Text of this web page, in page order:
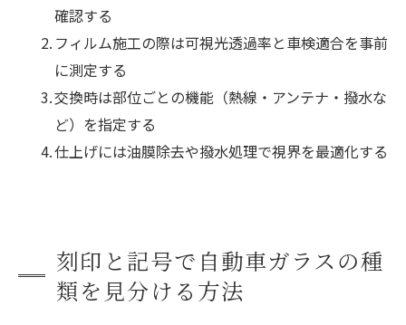
確認する
フィルム施工の際は可視光透過率と車検適合を事前
に測定する
交換時は部位ごとの機能（熱線・アンテナ・撥水な
ど）を指定する
仕上げには油膜除去や撥水処理で視界を最適化する
刻印と記号で自動車ガラスの種
類を見分ける方法